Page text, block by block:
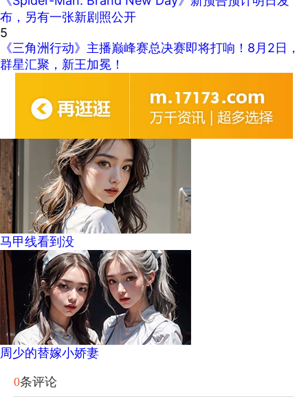
布，另有一张新剧照公开
5
《三角洲行动》主播巅峰赛总决赛即将打响！8月2日，
群星汇聚，新王加冕！
马甲线看到没
周少的替嫁小娇妻
0条评论